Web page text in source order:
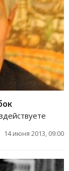
14 июня 2013, 09:00